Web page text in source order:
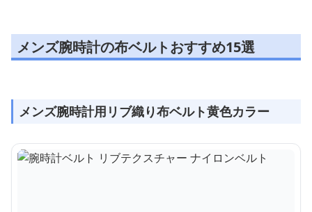
メンズ腕時計の布ベルトおすすめ15選
メンズ腕時計用リブ織り布ベルト黄色カラー